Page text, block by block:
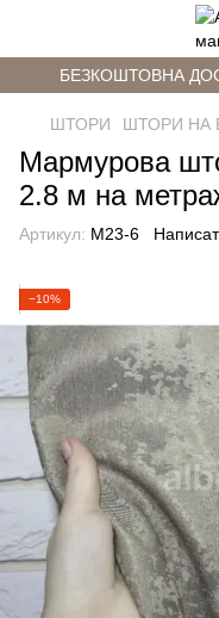
БЕЗКОШТОВНА
ШТОРИ ШТОРИ НА
Мармурова
2.8 м на
Артикул: M23-6
−10%